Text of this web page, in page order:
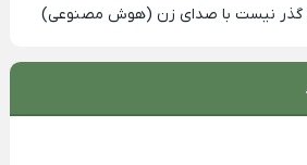
گذر نیست با صدای زن (هوش مصنوعی)